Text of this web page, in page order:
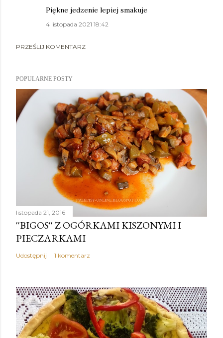
Piękne jedzenie lepiej smakuje
4 listopada 2021 18:42
PRZEŚLIJ KOMENTARZ
POPULARNE POSTY
listopada 21, 2016
''BIGOS'' Z OGÓRKAMI KISZONYMI I
PIECZARKAMI
Udostępnij 1 komentarz